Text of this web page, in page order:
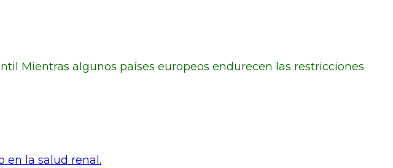
Mientras algunos países europeos endurecen las restricciones
en la salud renal.